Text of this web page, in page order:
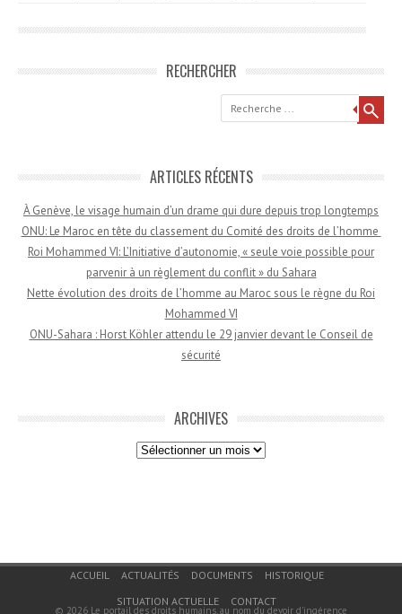
RECHERCHER
Recherche
ARTICLES RÉCENTS
À Genève, le visage humain d’un drame qui dure depuis trop longtemps
ONU: Le Maroc en tête du classement du Comité des droits de l’homme
Roi Mohammed VI: L’Initiative d’autonomie, « seule voie possible pour
parvenir à un règlement du conflit » du Sahara
Nette évolution des droits de l’homme au Maroc sous le règne du Roi
Mohammed VI
ONU-Sahara : Horst Köhler attendu le 29 janvier devant le Conseil de
sécurité
ARCHIVES
Archives
Menu du bas de page
ACCUEIL ACTUALITÉS DOCUMENTS
HISTORIQUE
SITUATION ACTUELLE
CONTACT
© 2026 Le portail des droits humains, au nom du devoir d'ingérence